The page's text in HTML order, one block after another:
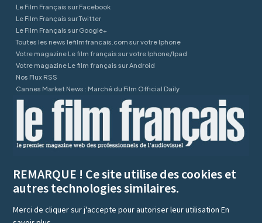
Le Film Français sur Facebook
Le Film Français sur Twitter
Le Film Français sur Google+
Toutes les news lefilmfrancais.com sur votre Iphone
Votre magazine Le film français sur votre Iphone/Ipad
Votre magazine Le film français sur Android
Nos Flux RSS
Cannes Market News : Marché du Film Official Daily
REMARQUE ! Ce site utilise des cookies et
autres technologies similaires.
Merci de cliquer sur j'accepte pour autoriser leur utilisationEn